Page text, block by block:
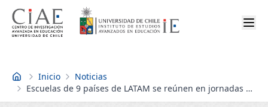
Inicio Inicio
Noticias
Escuelas de 9 países de LATAM se reúnen en jornadas de
cooperación y desarrollo profesional